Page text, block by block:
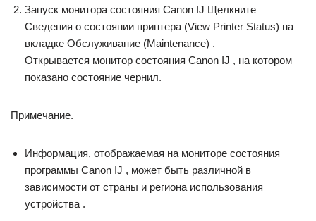
Запуск монитора состояния Canon IJ Щелкните
Сведения о состоянии принтера (View Printer Status) на
вкладке Обслуживание (Maintenance) .
Открывается монитор состояния Canon IJ , на котором
показано состояние чернил.
Примечание.
Информация, отображаемая на мониторе состояния
программы Canon IJ , может быть различной в
зависимости от страны и региона использования
устройства .